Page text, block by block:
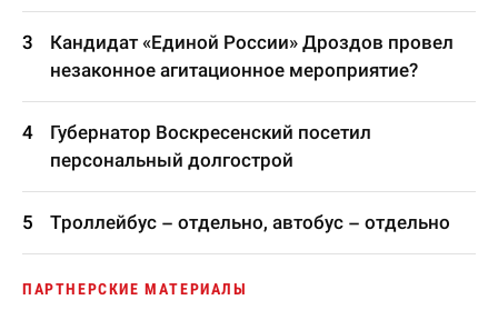
Кандидат «Единой России» Дроздов провел
незаконное агитационное мероприятие?
Губернатор Воскресенский посетил
персональный долгострой
Троллейбус – отдельно, автобус – отдельно
ПАРТНЕРСКИЕ МАТЕРИАЛЫ